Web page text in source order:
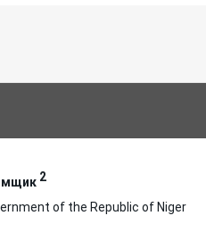
2
of the Republic of Niger